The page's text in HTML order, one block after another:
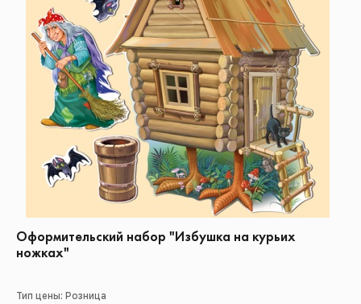
Оформительский набор "Избушка на курьих
ножках"
Тип цены: Розница